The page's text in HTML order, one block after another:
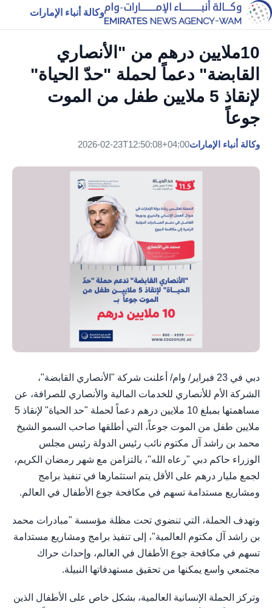
وكالة أنباء الإمارات
10ملايين درهم من "الأنصاري
القابضة" دعماً لحملة "حدّ الحياة"
لإنقاذ 5 ملايين طفل من الموت
جوعاً
وكالة أنباء الإمارات2026-02-23T12:50:08+04:00
دبي في 23 فبراير/ وام/ أعلنت شركة "الأنصاري القابضة"،
الشركة الأم للأنصاري للخدمات المالية والأنصاري للصرافة، عن
مساهمتها بمبلغ 10 ملايين درهم دعماً لحملة "حد الحياة" لإنقاذ 5
ملايين طفل من الموت جوعاً، التي أطلقها صاحب السمو الشيخ
محمد بن راشد آل مكتوم نائب رئيس الدولة رئيس مجلس
الوزراء حاكم دبي "رعاه الله"، بالتزامن مع شهر رمضان الكريم،
لجمع مليار درهم على الأقل يتم استثمارها في تنفيذ برامج
ومشاريع مستدامة تسهم في مكافحة جوع الأطفال في العالم.
وتهدف الحملة، التي تنضوي تحت مظلة مؤسسة "مبادرات محمد
بن راشد آل مكتوم العالمية"، إلى تنفيذ برامج ومشاريع مستدامة
تسهم في مكافحة جوع الأطفال في العالم، وإحداث حراك
مجتمعي واسع يمكنها من تحقيق مستهدفاتها النبيلة.
وتركز الحملة الإنسانية العالمية، بشكل خاص على الأطفال الذين